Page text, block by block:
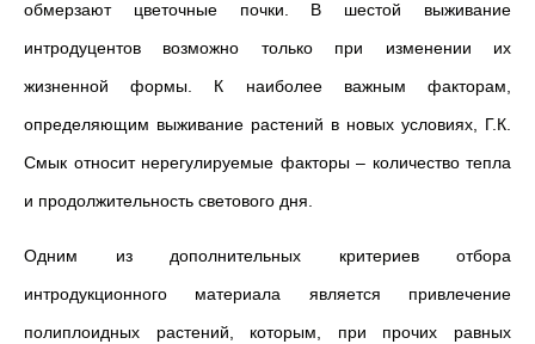
обмерзают цветочные почки. В шестой выживание
интродуцентов возможно только при изменении их
жизненной формы. К наиболее важным факторам,
определяющим выживание растений в новых условиях, Г.К.
Смык относит нерегулируемые факторы – количество тепла
и продолжительность светового дня.
Одним из дополнительных критериев отбора
интродукционного материала является привлечение
полиплоидных растений, которым, при прочих равных